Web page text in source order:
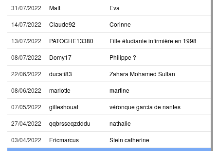
31/07/2022
Matt
Eva
14/07/2022
Claude92
Corinne
13/07/2022
PATOCHE13380
Fille étudiante infirmière en 1998
08/07/2022
Domy17
Philippe ?
22/06/2022
ducati83
Zahara Mohamed Sultan
08/06/2022
marlotte
martine
07/05/2022
gilleshouat
véronque garcia de nantes
27/04/2022
qqbrsseqzdddu
nathalie
03/04/2022
Ericmarcus Stein catherine